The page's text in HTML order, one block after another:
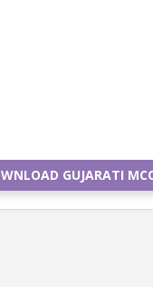
GUJARATI